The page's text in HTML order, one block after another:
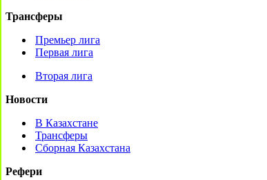
Трансферы
Премьер лига
Первая лига
Вторая лига
Новости
В Казахстане
Трансферы
Сборная Казахстана
Рефери